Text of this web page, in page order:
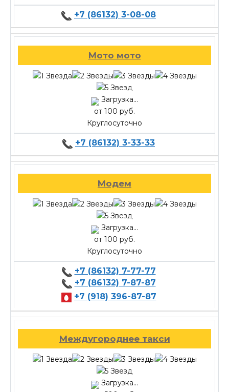
+7 (86132) 3-08-08
Мото мото
Загрузка...
от 100 руб.
Круглосуточно
+7 (86132) 3-33-33
Модем
Загрузка...
от 100 руб.
Круглосуточно
+7 (86132) 7-77-77
+7 (86132) 7-87-87
+7 (918) 396-87-87
Междугороднее такси
Загрузка...